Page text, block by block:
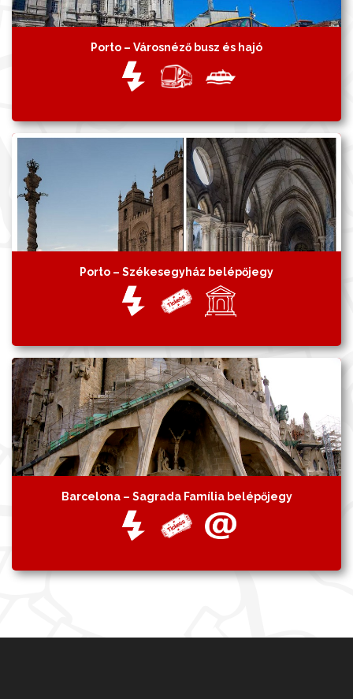
Porto – Városnéző busz és hajó
Porto – Székesegyház belépőjegy
Barcelona – Sagrada Família belépőjegy